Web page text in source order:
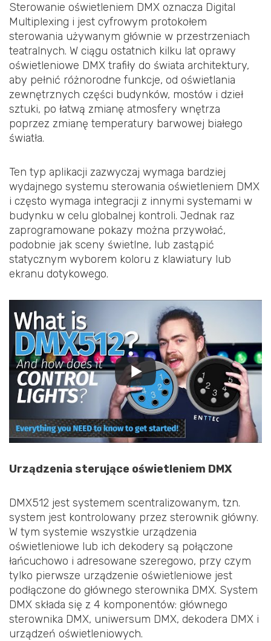
Sterowanie oświetleniem DMX oznacza Digital
Multiplexing i jest cyfrowym protokołem
sterowania używanym głównie w przestrzeniach
teatralnych. W ciągu ostatnich kilku lat oprawy
oświetleniowe DMX trafiły do świata architektury,
aby pełnić różnorodne funkcje, od oświetlania
zewnętrznych części budynków, mostów i dzieł
sztuki, po łatwą zmianę atmosfery wnętrza
poprzez zmianę temperatury barwowej białego
światła.
Ten typ aplikacji zazwyczaj wymaga bardziej
wydajnego systemu sterowania oświetleniem DMX
i często wymaga integracji z innymi systemami w
budynku w celu globalnej kontroli. Jednak raz
zaprogramowane pokazy można przywołać,
podobnie jak sceny świetlne, lub zastąpić
statycznym wyborem koloru z klawiatury lub
ekranu dotykowego.
Urządzenia sterujące oświetleniem DMX
DMX512 jest systemem scentralizowanym, tzn.
system jest kontrolowany przez sterownik główny.
W tym systemie wszystkie urządzenia
oświetleniowe lub ich dekodery są połączone
łańcuchowo i adresowane szeregowo, przy czym
tylko pierwsze urządzenie oświetleniowe jest
podłączone do głównego sterownika DMX. System
DMX składa się z 4 komponentów: głównego
sterownika DMX, uniwersum DMX, dekodera DMX i
urządzeń oświetleniowych.